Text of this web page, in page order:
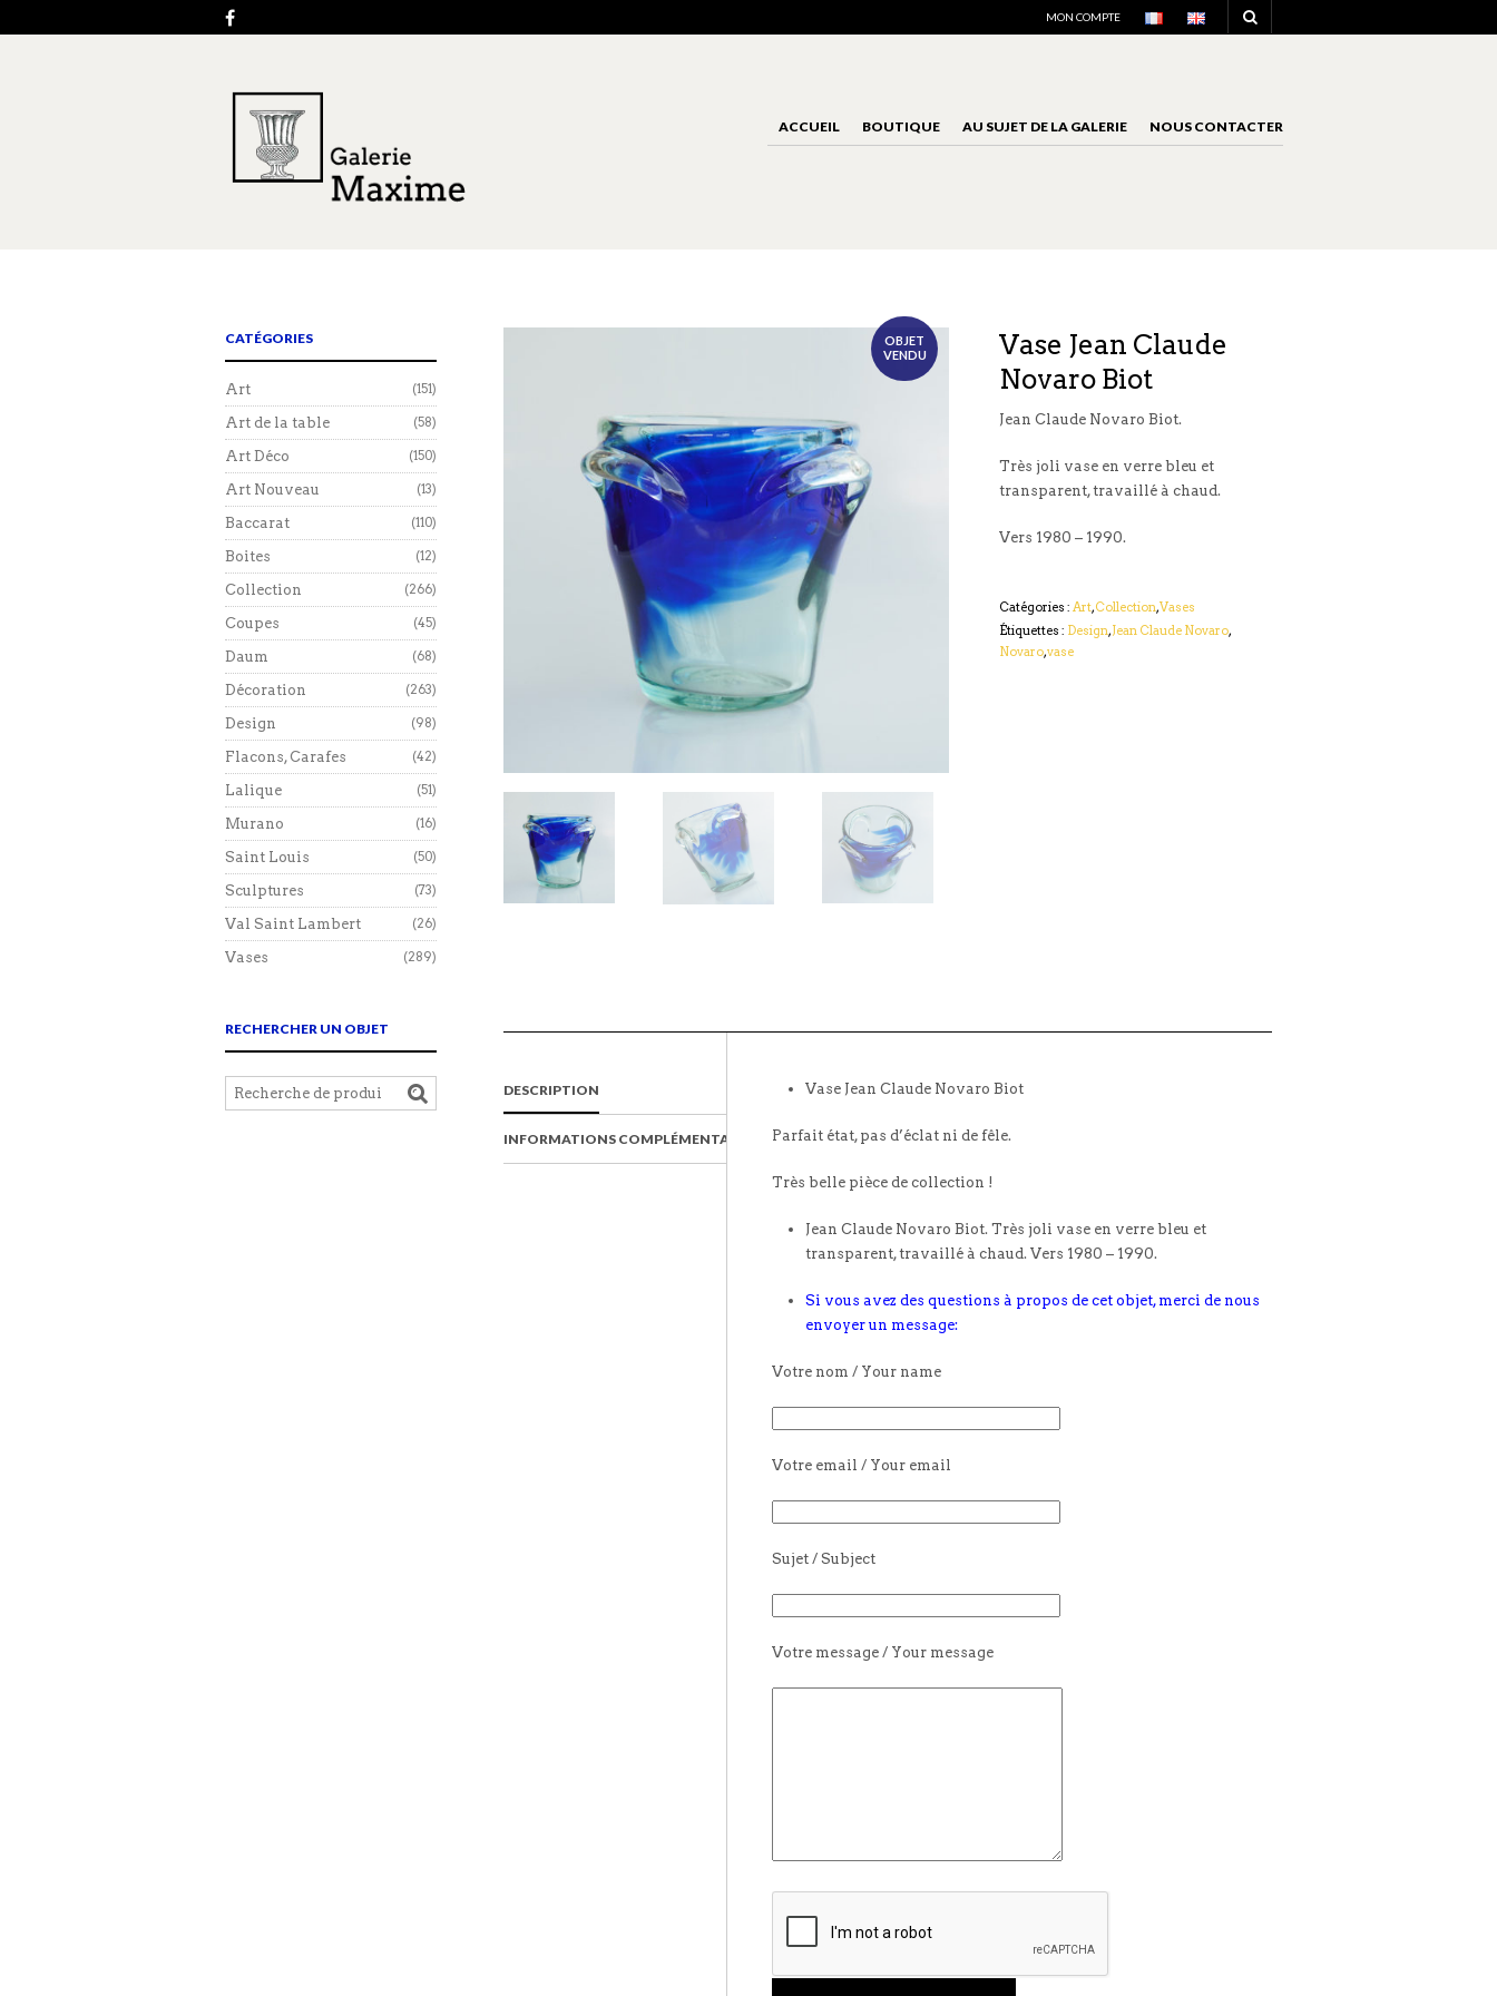
MON COMPTE
ACCUEIL BOUTIQUE AU SUJET DE LA GALERIE NOUS CONTACTER
OBJET
VENDU
Vase Jean Claude
Novaro Biot
Jean Claude Novaro Biot.
Très joli vase en verre bleu et
transparent, travaillé à chaud.
Vers 1980 – 1990.
Catégories : Art,Collection,Vases
Étiquettes : Design,Jean Claude Novaro,
Novaro,vase
DESCRIPTION
INFORMATIONS COMPLÉMENTAIRES
Vase Jean Claude Novaro Biot
Parfait état, pas d’éclat ni de fêle.
Très belle pièce de collection !
Jean Claude Novaro Biot. Très joli vase en verre bleu et
transparent, travaillé à chaud. Vers 1980 – 1990.
Si vous avez des questions à propos de cet objet, merci de nous
envoyer un message:
Votre nom / Your name
Votre email / Your email
Sujet / Subject
Votre message / Your message
CATÉGORIES
Art (151)
Art de la table (58)
Art Déco (150)
Art Nouveau (13)
Baccarat (110)
Boites (12)
Collection (266)
Coupes (45)
Daum (68)
Décoration (263)
Design (98)
Flacons, Carafes (42)
Lalique (51)
Murano (16)
Saint Louis (50)
Sculptures (73)
Val Saint Lambert (26)
Vases (289)
RECHERCHER UN OBJET